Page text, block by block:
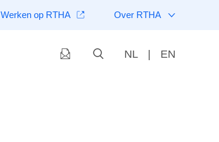
Werken op RTHA Over RTHA
NL | EN